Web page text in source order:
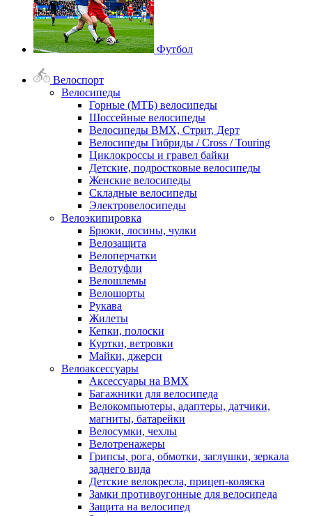
Футбол
Велоспорт
Велосипеды
Горные (МТБ) велосипеды
Шоссейные велосипеды
Велосипеды BMX, Стрит, Дерт
Велосипеды Гибриды / Cross / Touring
Циклокроссы и гравел байки
Детские, подростковые велосипеды
Женские велосипеды
Складные велосипеды
Электровелосипеды
Велоэкипировка
Брюки, лосины, чулки
Велозащита
Велоперчатки
Велотуфли
Велошлемы
Велошорты
Рукава
Жилеты
Кепки, полоски
Куртки, ветровки
Майки, джерси
Велоаксессуары
Аксессуары на BMX
Багажники для велосипеда
Велокомпьютеры, адаптеры, датчики,
магниты, батарейки
Велосумки, чехлы
Велотренажеры
Грипсы, рога, обмотки, заглушки, зеркала
заднего вида
Детские велокресла, прицеп-коляска
Замки противоугонные для велосипеда
Защита на велосипед